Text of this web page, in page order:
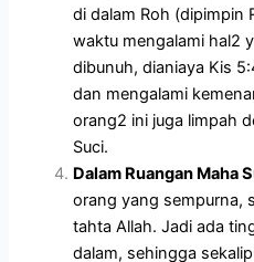
di dalam Roh (dipimpin
waktu mengalami hal2
dibunuh, dianiaya Kis
dan mengalami
orang2 ini juga limpah
Suci.
Dalam Ruangan Maha
orang yang sempurna,
tahta Allah. Jadi ada
dalam, sehingga